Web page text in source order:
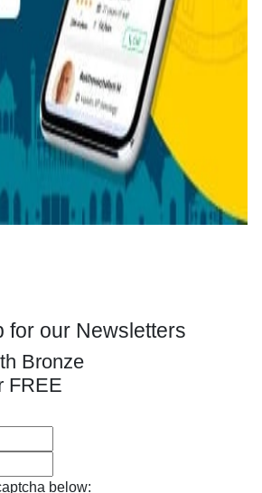
for our Newsletters
Bronze
FREE
below: